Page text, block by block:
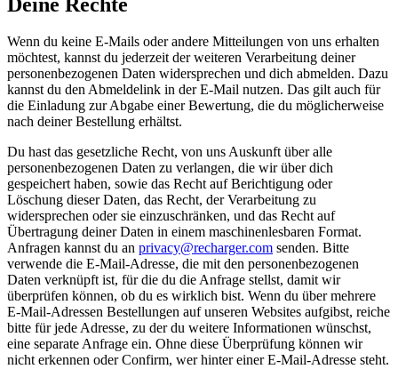
Wenn du keine E-Mails oder andere Mitteilungen von uns erhalten
möchtest, kannst du jederzeit der weiteren Verarbeitung deiner
personenbezogenen Daten widersprechen und dich abmelden. Dazu
kannst du den Abmeldelink in der E-Mail nutzen. Das gilt auch für
die Einladung zur Abgabe einer Bewertung, die du möglicherweise
nach deiner Bestellung erhältst.
Du hast das gesetzliche Recht, von uns Auskunft über alle
personenbezogenen Daten zu verlangen, die wir über dich
gespeichert haben, sowie das Recht auf Berichtigung oder
Löschung dieser Daten, das Recht, der Verarbeitung zu
widersprechen oder sie einzuschränken, und das Recht auf
Übertragung deiner Daten in einem maschinenlesbaren Format.
Anfragen kannst du an privacy@recharger.com senden. Bitte
verwende die E-Mail-Adresse, die mit den personenbezogenen
Daten verknüpft ist, für die du die Anfrage stellst, damit wir
überprüfen können, ob du es wirklich bist. Wenn du über mehrere
E-Mail-Adressen Bestellungen auf unseren Websites aufgibst, reiche
bitte für jede Adresse, zu der du weitere Informationen wünschst,
eine separate Anfrage ein. Ohne diese Überprüfung können wir
nicht erkennen oder Confirm, wer hinter einer E-Mail-Adresse steht.